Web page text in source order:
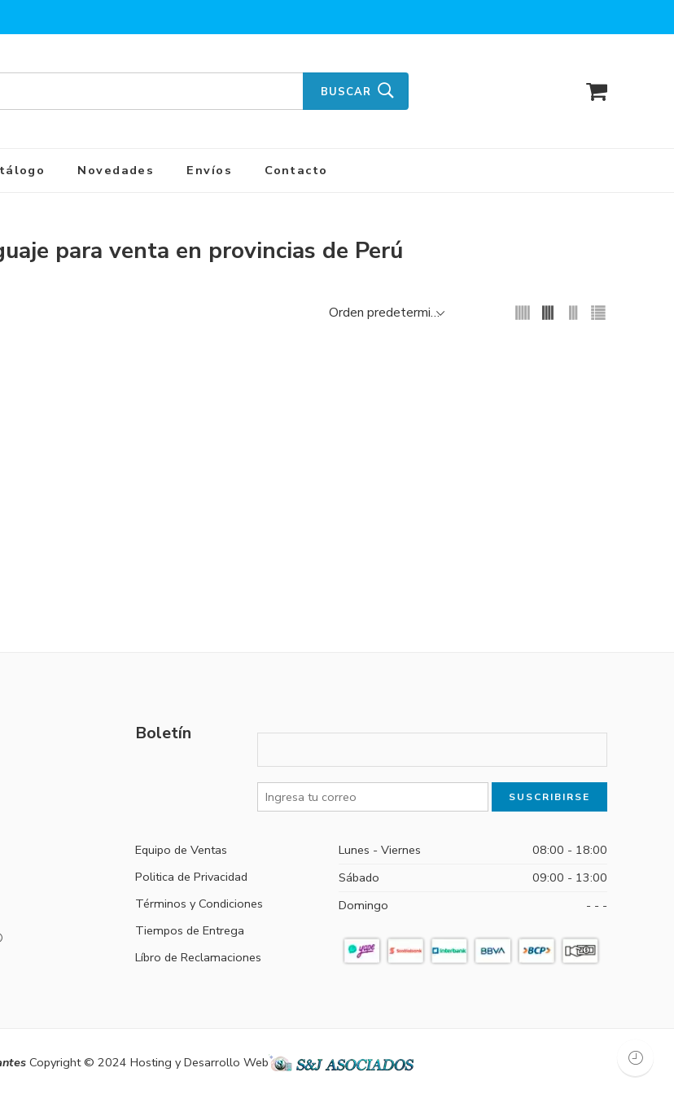
BUSCAR
Novedades Envíos Contacto
para venta en provincias de Perú
Boletín
Equipo de Ventas
Politica de Privacidad
Términos y Condiciones
Tiempos de Entrega
Líbro de Reclamaciones
Lunes - Viernes
08:00 - 18:00
Sábado
09:00 - 13:00
Domingo
- - -
Copyright © 2024 Hosting y Desarrollo Web